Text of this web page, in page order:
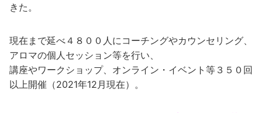
きた。
現在まで延べ４８００人にコーチングやカウンセリング、
アロマの個人セッション等を行い、
講座やワークショップ、オンライン・イベント等３５０回
以上開催（2021年12月現在）。